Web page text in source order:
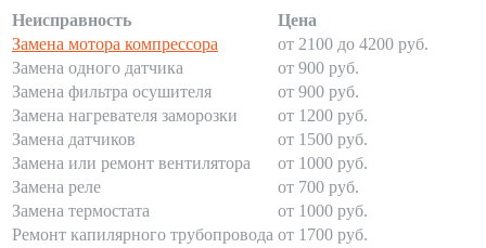
Неисправность
Цена
Замена мотора компрессора
от 2100 до 4200 руб.
Замена одного датчика
от 900 руб.
Замена фильтра осушителя
от 900 руб.
Замена нагревателя заморозки
от 1200 руб.
Замена датчиков
от 1500 руб.
Замена или ремонт вентилятора
от 1000 руб.
Замена реле
от 700 руб.
Замена термостата
от 1000 руб.
Ремонт капилярного трубопровода от 1700 руб.